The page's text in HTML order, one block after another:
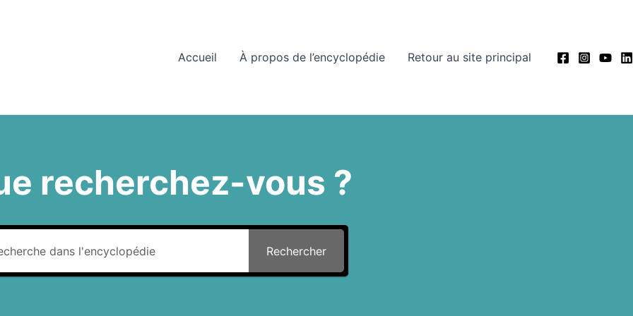
Accueil À propos de l’encyclopédie Retour au site principal
recherchez-vous ?
Rechercher